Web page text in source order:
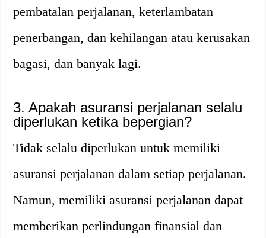
pembatalan perjalanan, keterlambatan
penerbangan, dan kehilangan atau kerusakan
bagasi, dan banyak lagi.
3. Apakah asuransi perjalanan selalu
diperlukan ketika bepergian?
Tidak selalu diperlukan untuk memiliki
asuransi perjalanan dalam setiap perjalanan.
Namun, memiliki asuransi perjalanan dapat
memberikan perlindungan finansial dan